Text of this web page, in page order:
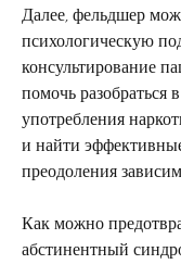
Далее, фельдшер
психологическую
консультирование
помочь разобраться
употребления
и найти
преодоления
Как можно
абстинентный